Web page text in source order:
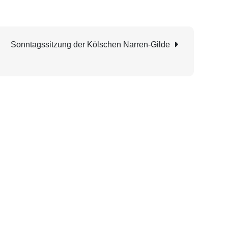
Sonntagssitzung der Kölschen Narren-Gilde